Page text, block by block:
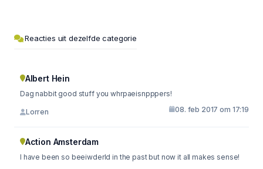
Reacties uit dezelfde categorie
Albert Hein
Dag nabbit good stuff you whrpaeisnpppers!
Lorren 08. feb 2017 om 17:19
Action Amsterdam
I have been so beeiwderld in the past but now it all makes sense!